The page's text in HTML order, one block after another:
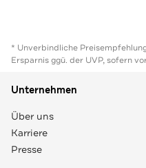
* Unverbindliche
Ersparnis ggü. der UVP, sofern
Unternehmen
Über uns
Karriere
Presse